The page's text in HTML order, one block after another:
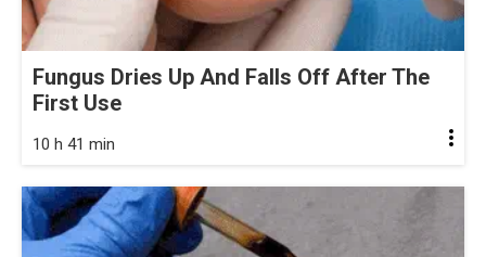
Fungus Dries Up And Falls Off After The
First Use
10 h 41 min